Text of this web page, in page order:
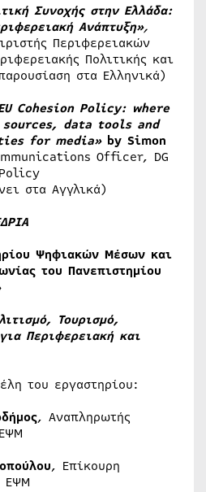
Συνοχής στην Ελλάδα:
Ανάπτυξη»,
Περιφερειακών
Πολιτικής και
στα Ελληνικά)
Cohesion Policy: where
data tools and
for media»by Simon
Officer, DG
στα Αγγλικά)
Ψηφιακών Μέσων και
του Πανεπιστημίου
Τουρισμό,
Περιφερειακή και
του εργαστηρίου:
, Αναπληρωτής
, Επίκουρη
ΕΨΜ